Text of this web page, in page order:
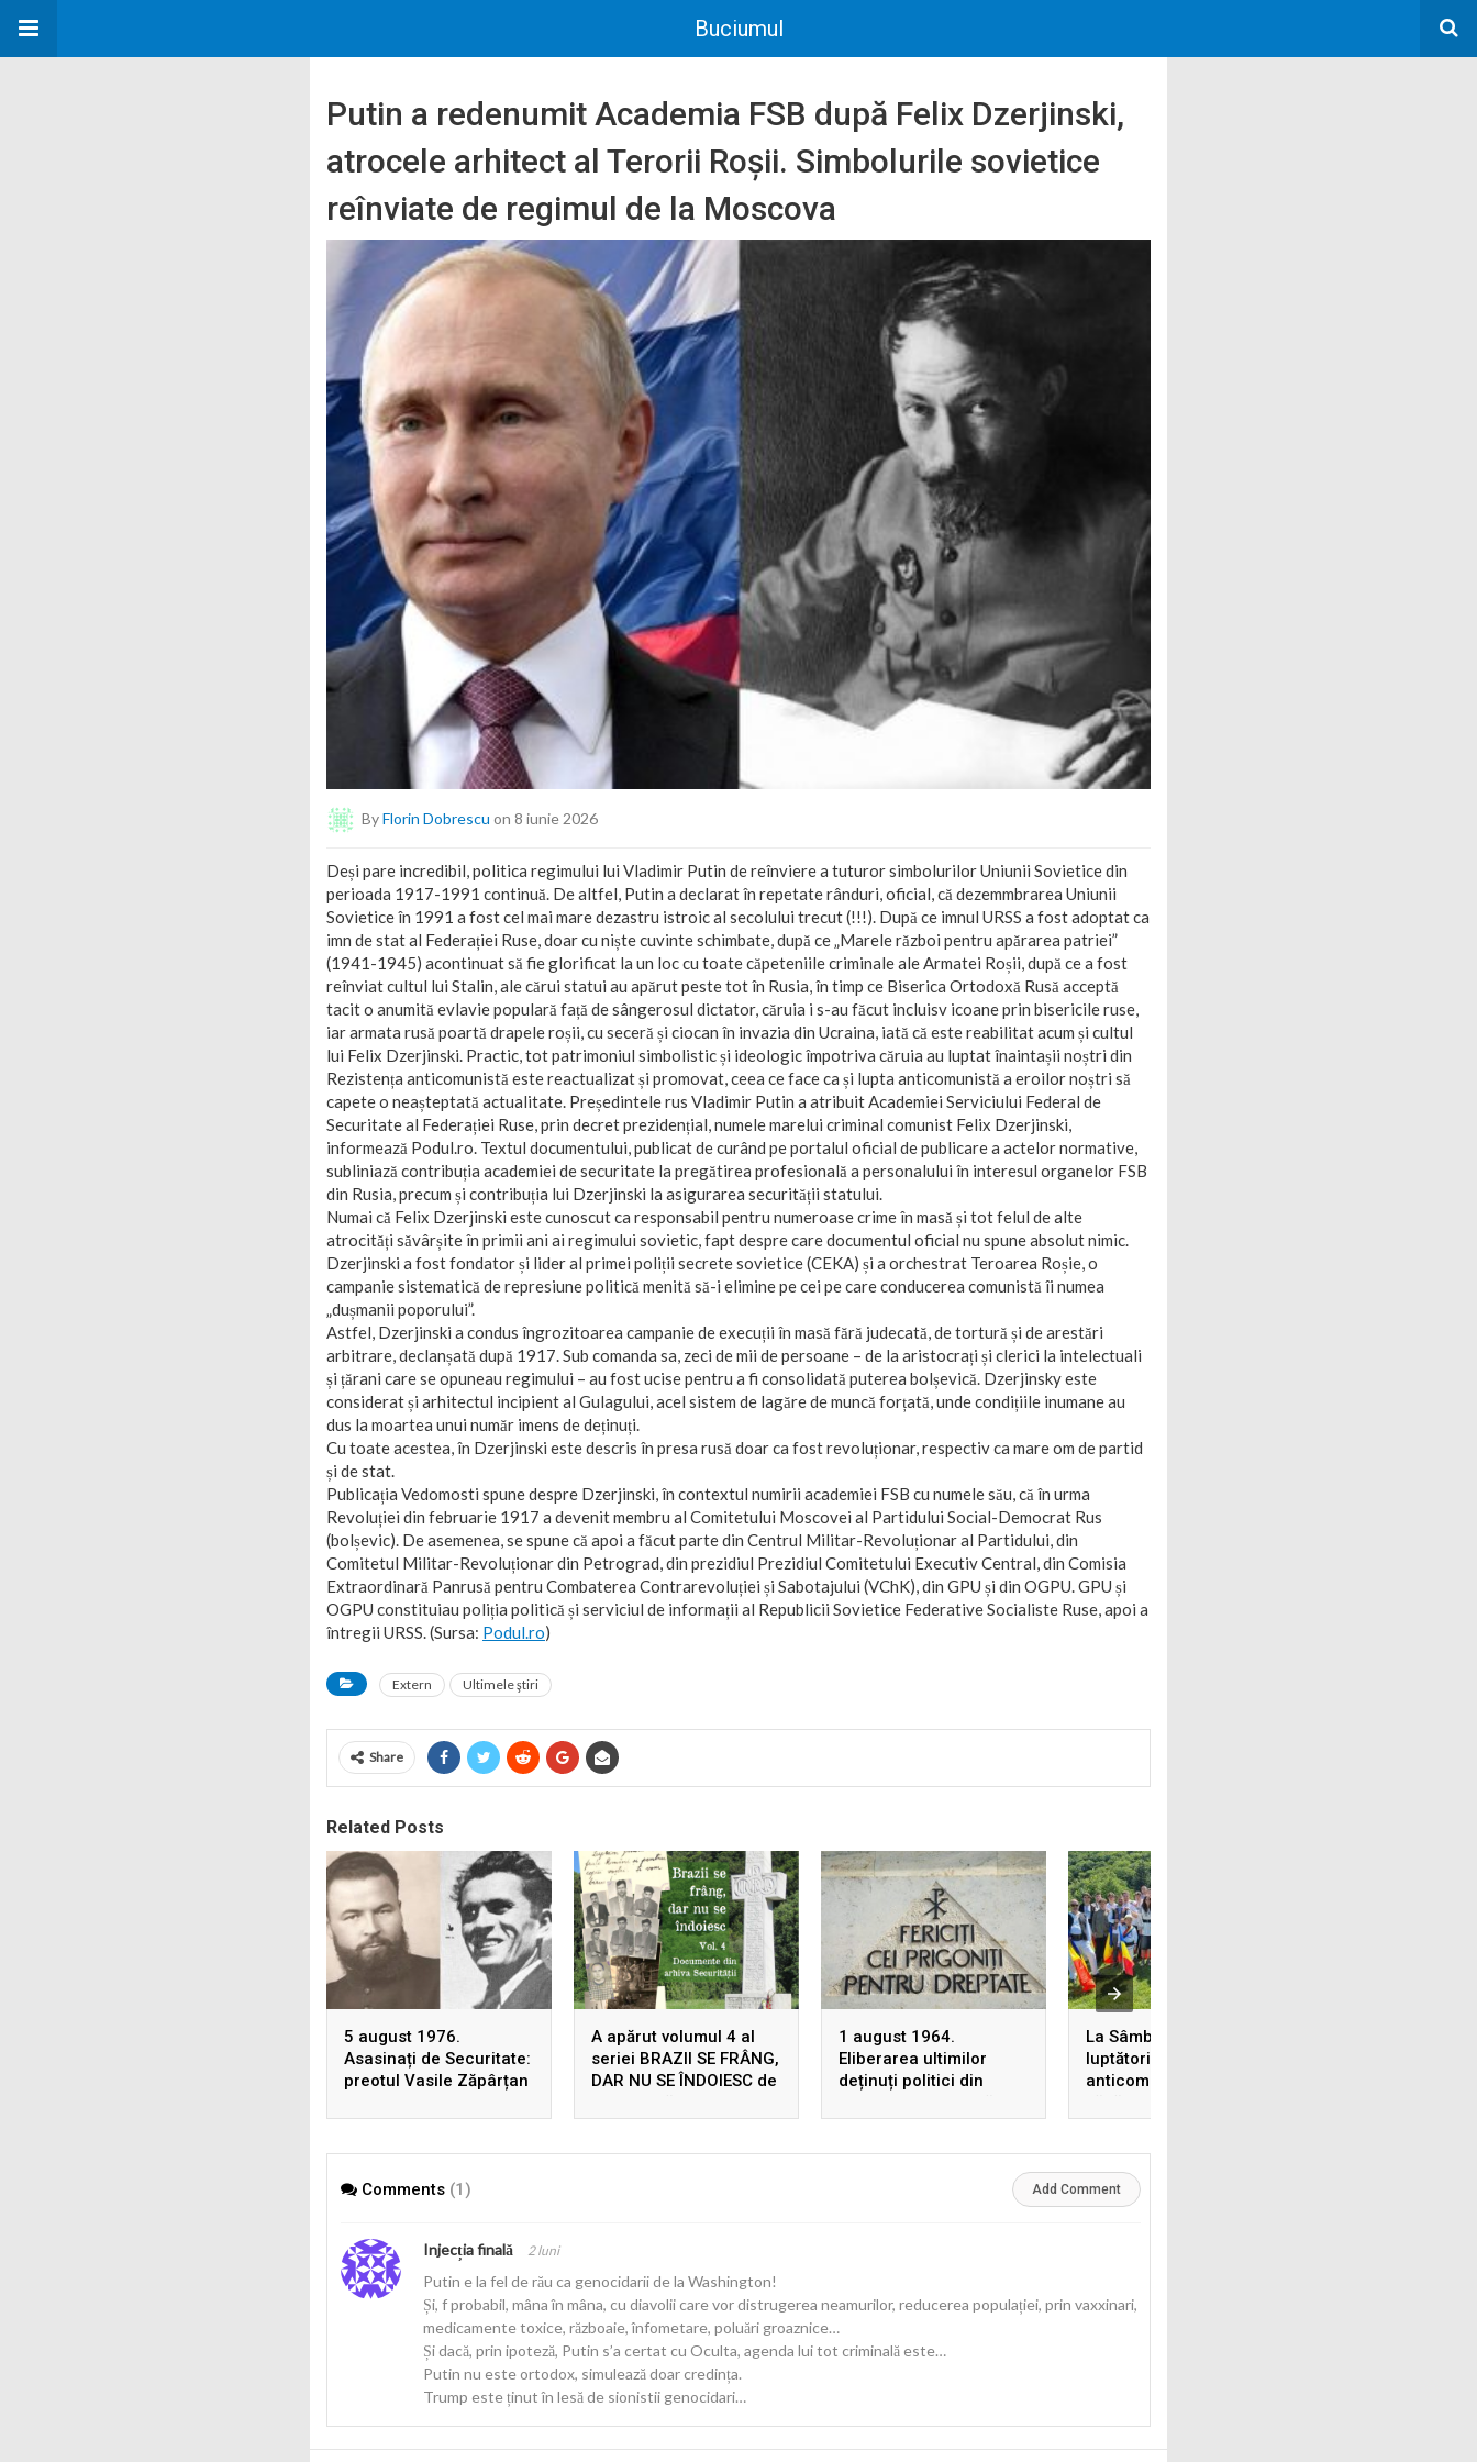
Buciumul
Putin a redenumit Academia FSB după Felix Dzerjinski,
atrocele arhitect al Terorii Roșii. Simbolurile sovietice
reînviate de regimul de la Moscova
ByFlorin Dobrescu on 8 iunie 2026
Deși pare incredibil, politica regimului lui Vladimir Putin de reînviere a tuturor simbolurilor Uniunii Sovietice din
perioada 1917-1991 continuă. De altfel, Putin a declarat în repetate rânduri, oficial, că dezemmbrarea Uniunii
Sovietice în 1991 a fost cel mai mare dezastru istroic al secolului trecut (!!!). După ce imnul URSS a fost adoptat ca
imn de stat al Federației Ruse, doar cu niște cuvinte schimbate, după ce „Marele război pentru apărarea patriei”
(1941-1945) acontinuat să fie glorificat la un loc cu toate căpeteniile criminale ale Armatei Roșii, după ce a fost
reînviat cultul lui Stalin, ale cărui statui au apărut peste tot în Rusia, în timp ce Biserica Ortodoxă Rusă acceptă
tacit o anumită evlavie populară față de sângerosul dictator, căruia i s-au făcut incluisv icoane prin bisericile ruse,
iar armata rusă poartă drapele roșii, cu seceră și ciocan în invazia din Ucraina, iată că este reabilitat acum și cultul
lui Felix Dzerjinski. Practic, tot patrimoniul simbolistic și ideologic împotriva căruia au luptat înaintașii noștri din
Rezistența anticomunistă este reactualizat și promovat, ceea ce face ca și lupta anticomunistă a eroilor noștri să
capete o neașteptată actualitate. Președintele rus Vladimir Putin a atribuit Academiei Serviciului Federal de
Securitate al Federației Ruse, prin decret prezidențial, numele marelui criminal comunist Felix Dzerjinski,
informează Podul.ro. Textul documentului, publicat de curând pe portalul oficial de publicare a actelor normative,
subliniază contribuția academiei de securitate la pregătirea profesională a personalului în interesul organelor FSB
din Rusia, precum și contribuția lui Dzerjinski la asigurarea securității statului.
Numai că Felix Dzerjinski este cunoscut ca responsabil pentru numeroase crime în masă și tot felul de alte
atrocități săvârșite în primii ani ai regimului sovietic, fapt despre care documentul oficial nu spune absolut nimic.
Dzerjinski a fost fondator și lider al primei poliții secrete sovietice (CEKA) și a orchestrat Teroarea Roșie, o
campanie sistematică de represiune politică menită să-i elimine pe cei pe care conducerea comunistă îi numea
„dușmanii poporului”.
Astfel, Dzerjinski a condus îngrozitoarea campanie de execuții în masă fără judecată, de tortură și de arestări
arbitrare, declanșată după 1917. Sub comanda sa, zeci de mii de persoane – de la aristocrați și clerici la intelectuali
și țărani care se opuneau regimului – au fost ucise pentru a fi consolidată puterea bolșevică. Dzerjinsky este
considerat și arhitectul incipient al Gulagului, acel sistem de lagăre de muncă forțată, unde condițiile inumane au
dus la moartea unui număr imens de deținuți.
Cu toate acestea, în Dzerjinski este descris în presa rusă doar ca fost revoluționar, respectiv ca mare om de partid
și de stat.
Publicația Vedomosti spune despre Dzerjinski, în contextul numirii academiei FSB cu numele său, că în urma
Revoluției din februarie 1917 a devenit membru al Comitetului Moscovei al Partidului Social-Democrat Rus
(bolșevic). De asemenea, se spune că apoi a făcut parte din Centrul Militar-Revoluționar al Partidului, din
Comitetul Militar-Revoluționar din Petrograd, din prezidiul Prezidiul Comitetului Executiv Central, din Comisia
Extraordinară Panrusă pentru Combaterea Contrarevoluției și Sabotajului (VChK), din GPU și din OGPU. GPU și
OGPU constituiau poliția politică și serviciul de informații al Republicii Sovietice Federative Socialiste Ruse, apoi a
întregii URSS. (Sursa: Podul.ro)
Extern Ultimele ştiri
Share
Related Posts
5 august 1976.
Asasinați de Securitate:
preotul Vasile Zăpârțan
uciși, în Germania, prin
A apărut volumul 4 al
seriei BRAZII SE FRÂNG,
DAR NU SE ÎNDOIESC de
după 22 de ani de la
1 august 1964.
Eliberarea ultimilor
deținuți politici din
La Sâmbăta de Sus,
luptătorii în Rezistența
anticomunistă din
comemorați pentru a
Comments (1) Add Comment
Injecția finală 2 luni
Putin e la fel de rău ca genocidarii de la Washington!
Și, f probabil, mâna în mâna, cu diavolii care vor distrugerea neamurilor, reducerea populației, prin vaxxinari,
medicamente toxice, războaie, înfometare, poluări groaznice…
Și dacă, prin ipoteză, Putin s’a certat cu Oculta, agenda lui tot criminală este…
Putin nu este ortodox, simulează doar credința.
Trump este ținut în lesă de sionistii genocidari…